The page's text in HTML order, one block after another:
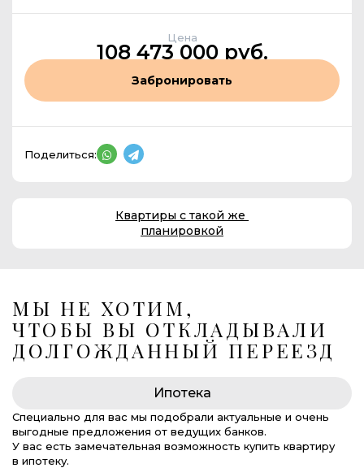
Квартиры с такой же
планировкой
Цена
108 473 000 руб.
Забронировать
Поделиться:
МЫ НЕ ХОТИМ,
ЧТОБЫ ВЫ ОТКЛАДЫВАЛИ
ДОЛГОЖДАННЫЙ ПЕРЕЕЗД
Ипотека
Специально для вас мы подобрали актуальные и очень
выгодные предложения от ведущих банков.
У вас есть замечательная возможность купить квартиру
в ипотеку.